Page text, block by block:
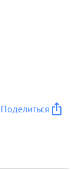
Поделиться